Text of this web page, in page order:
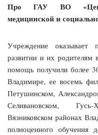
Про ГАУ ВО «Центр
медицинской и
Учреждение
развитии и их родителям
помощь получили более
Владимире, ее восемь
Петушинском,
Селивановском,
Вязниковском районах
полноценного